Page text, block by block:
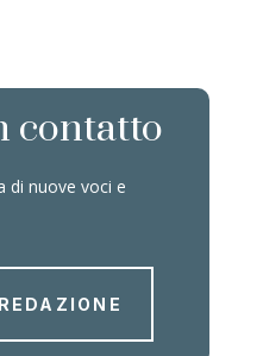
contatto
di nuove voci e